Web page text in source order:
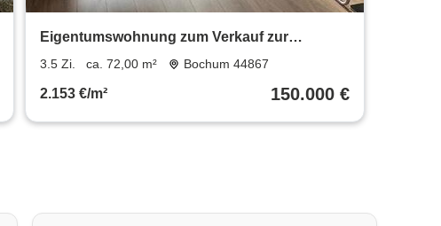
Eigentumswohnung zum Verkauf zur
Eigennutzung o.als Kapitalanlage
3.5 Zi. ca. 72,00 m² Bochum 44867
2.153 €/m² 150.000 €